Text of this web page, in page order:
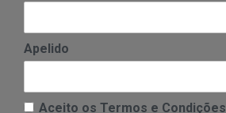
Apelido
Aceito os Termos e Condições